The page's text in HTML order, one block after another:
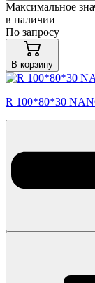
Максимальное
в наличии
По запросу
В корзину
R 100*80*30